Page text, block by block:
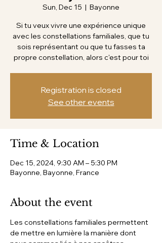
Sun, Dec 15
  |
Bayonne
Si tu veux vivre une expérience unique
avec les constellations familiales, que tu
sois représentant ou que tu fasses ta
propre constellation, alors c'est pour toi
Registration is closed
See other events
Time & Location
Dec 15, 2024, 9:30 AM – 5:30 PM
Bayonne, Bayonne, France
About the event
Les constellations familiales permettent
de mettre en lumière la manière dont